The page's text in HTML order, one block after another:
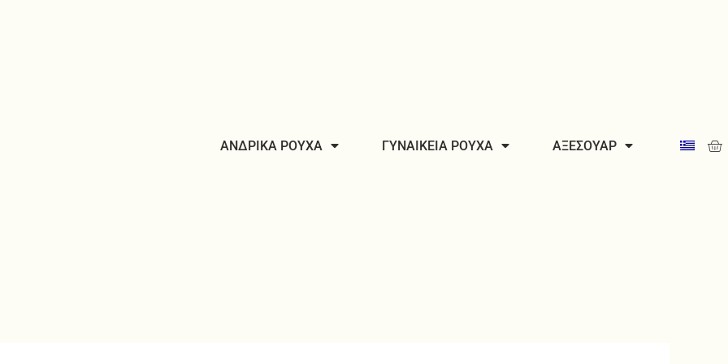
ΑΝΔΡΙΚΑ ΡΟΥΧΑ ΓΥΝΑΙΚΕΙΑ ΡΟΥΧΑ ΑΞΕΣΟΥΑΡ